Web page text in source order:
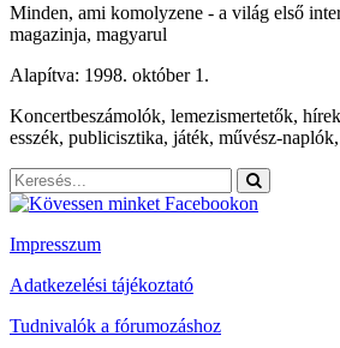
Minden, ami komolyzene - a világ első
magazinja, magyarul
Alapítva: 1998. október 1.
Koncertbeszámolók, lemezismertetők,
esszék, publicisztika, játék, művész-
Impresszum
Adatkezelési tájékoztató
Tudnivalók a fórumozáshoz